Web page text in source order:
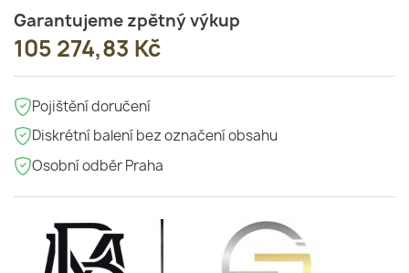
Garantujeme zpětný výkup
105 274,83 Kč
Pojištění doručení
Diskrétní balení bez označení obsahu
Osobní odběr Praha